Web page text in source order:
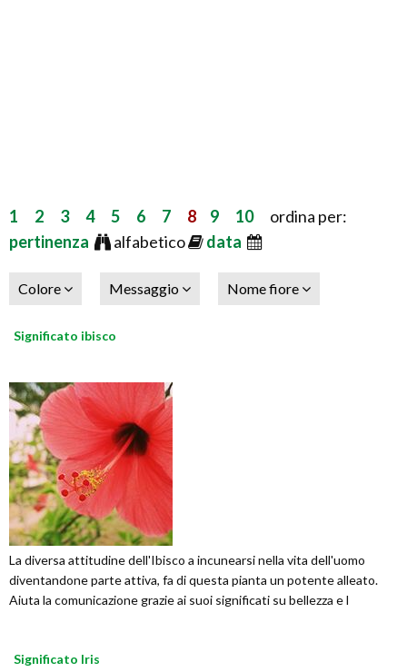
1 2 3 4 5 6 7 8 9 10ordina per:
pertinenza
alfabetico data
Colore Messaggio Nome fiore
Significato ibisco
La diversa attitudine dell'Ibisco a incunearsi nella vita dell'uomo
diventandone parte attiva, fa di questa pianta un potente alleato.
Aiuta la comunicazione grazie ai suoi significati su bellezza e l
Significato Iris